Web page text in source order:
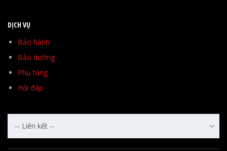
DỊCH VỤ
Bảo hành
Bảo dưỡng
Phụ tùng
Hỏi đáp
-- Liên kết --